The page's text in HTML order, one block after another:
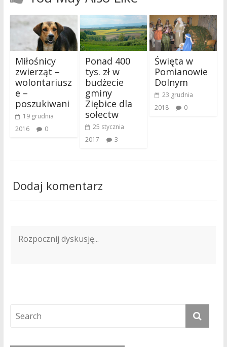
Miłośnicy
zwierząt –
wolontariusz
e –
poszukiwani
19 grudnia
2016
0
Ponad 400
tys. zł w
budżecie
gminy
Ziębice dla
sołectw
25 stycznia
2017
3
Święta w
Pomianowie
Dolnym
23 grudnia
2018
0
Dodaj komentarz